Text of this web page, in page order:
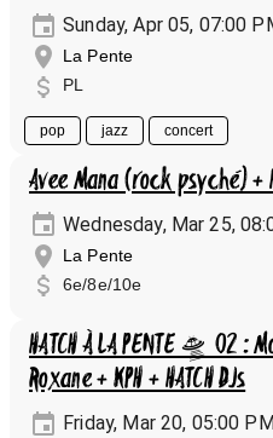
Sunday, Apr 05, 07:00
La Pente
PL
pop jazz concert
Avee Mana (rock psyché)
Wednesday, Mar 25,
La Pente
6e/8e/10e
HATCH À LA PENTE 🛸 02 :
Roxane + KPH + HATCH DJs
Friday, Mar 20, 05:00